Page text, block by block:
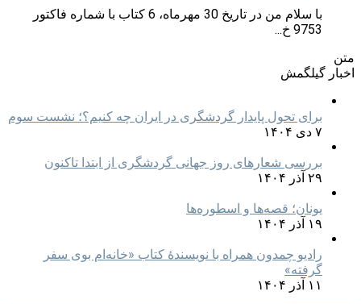
با سلام من در تاریخ 30 مهرماه، 6 کتاب با شماره فاکتور
9753 خ...
متن
اخبار گیلگمش
برای تحول پایدار گردشگری در ایران چه کنیم؟؛ نشست سوم
۷ دی ۱۴۰۴
بررسی شعارهای روز جهانی گردشگری از ابتدا تاکنون
۲۹ آذر ۱۴۰۴
یونان؛ قصه‌ها و اسطوره‌ها
۱۹ آذر ۱۴۰۴
رادیو چمدون همراه با نویسندهٔ کتاب «خانه‌ام بوی سفر
گرفته»
۱۱ آذر ۱۴۰۴